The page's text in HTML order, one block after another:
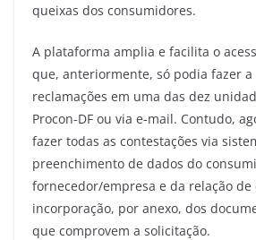
queixas dos consumidores.
A plataforma amplia e facilita o
que, anteriormente, só podia fazer
reclamações em uma das dez
Procon-DF ou via e-mail. Contudo,
fazer todas as contestações via
preenchimento de dados do
fornecedor/empresa e da relação de
incorporação, por anexo, dos
que comprovem a solicitação.